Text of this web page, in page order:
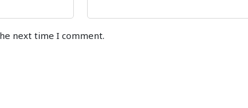
next time I comment.